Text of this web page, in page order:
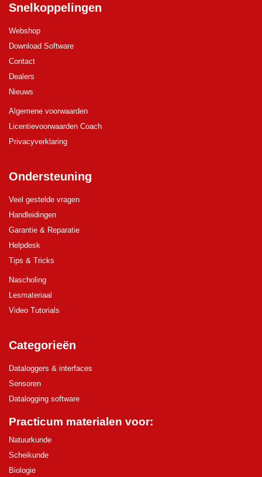
Snelkoppelingen
Webshop
Download Software
Contact
Dealers
Nieuws
Algemene voorwaarden
Licentievoorwaarden Coach
Privacyverklaring
Ondersteuning
Veel gestelde vragen
Handleidingen
Garantie & Reparatie
Helpdesk
Tips & Tricks
Nascholing
Lesmateriaal
Video Tutorials
Categorieën
Dataloggers & interfaces
Sensoren
Datalogging software
Practicum materialen voor:
Natuurkunde
Scheikunde
Biologie